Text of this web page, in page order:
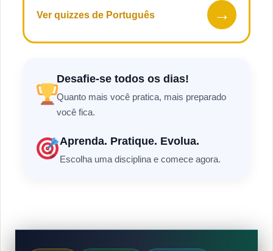
Ver quizzes de Português →
Desafie-se todos os dias!
Quanto mais você pratica, mais preparado
você fica.
Aprenda. Pratique. Evolua.
Escolha uma disciplina e comece agora.